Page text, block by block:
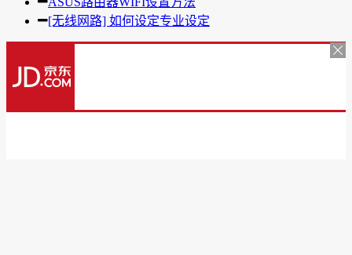
[无线网路] 如何设定专业设定